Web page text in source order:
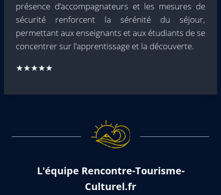
présence d’accompagnateurs et les mesures de
sécurité renforcent la sérénité du séjour,
permettant aux enseignants et aux étudiants de se
concentrer sur l’apprentissage et la découverte.
★★★★★
L'équipe Rencontre-Tourisme-
Culturel.fr